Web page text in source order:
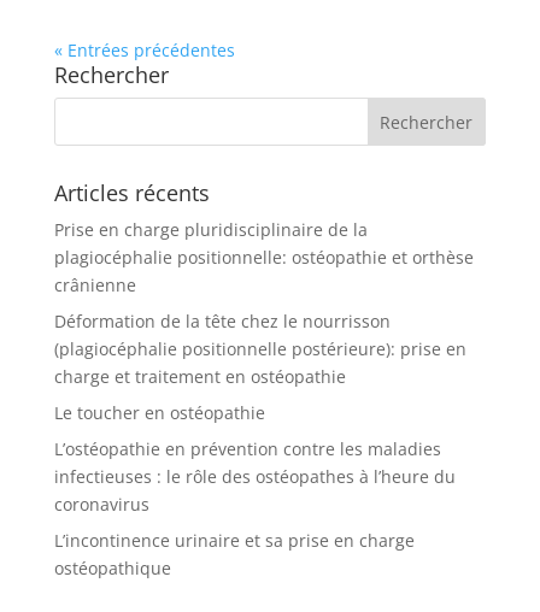
« Entrées précédentes
Rechercher
Articles récents
Prise en charge pluridisciplinaire de la
plagiocéphalie positionnelle: ostéopathie et orthèse
crânienne
Déformation de la tête chez le nourrisson
(plagiocéphalie positionnelle postérieure): prise en
charge et traitement en ostéopathie
Le toucher en ostéopathie
L’ostéopathie en prévention contre les maladies
infectieuses : le rôle des ostéopathes à l’heure du
coronavirus
L’incontinence urinaire et sa prise en charge
ostéopathique